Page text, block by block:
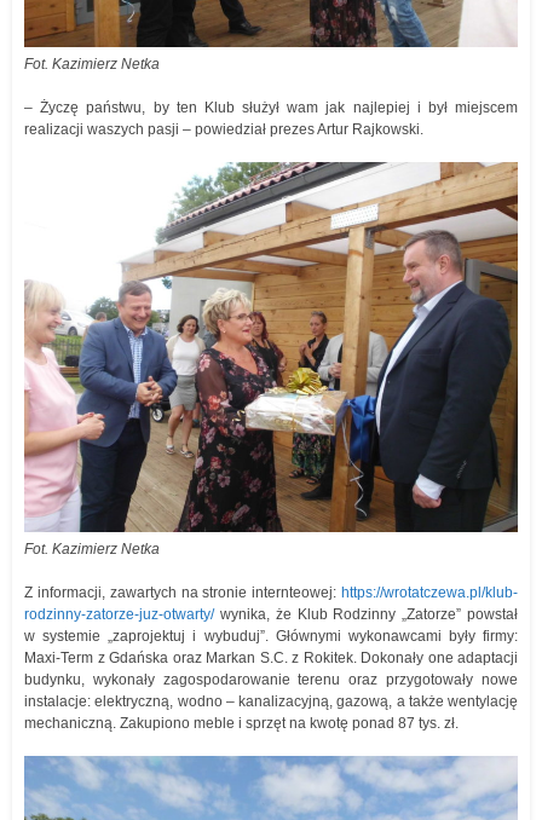
Fot. Kazimierz Netka
– Życzę państwu, by ten Klub służył wam jak najlepiej i był miejscem
realizacji waszych pasji – powiedział prezes Artur Rajkowski.
Fot. Kazimierz Netka
Z informacji, zawartych na stronie internteowej: https://wrotatczewa.pl/klub-
rodzinny-zatorze-juz-otwarty/wynika, że Klub Rodzinny „Zatorze” powstał
w systemie „zaprojektuj i wybuduj”. Głównymi wykonawcami były firmy:
Maxi-Term z Gdańska oraz Markan S.C. z Rokitek. Dokonały one adaptacji
budynku, wykonały zagospodarowanie terenu oraz przygotowały nowe
instalacje: elektryczną, wodno – kanalizacyjną, gazową, a także wentylację
mechaniczną. Zakupiono meble i sprzęt na kwotę ponad 87 tys. zł.